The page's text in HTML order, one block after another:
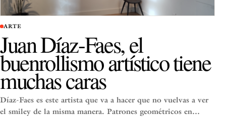
ARTE
Juan Díaz-Faes, el
buenrollismo artístico tiene
muchas caras
Díaz-Faes es este artista que va a hacer que no vuelvas a ver
el smiley de la misma manera. Patrones geométricos en…